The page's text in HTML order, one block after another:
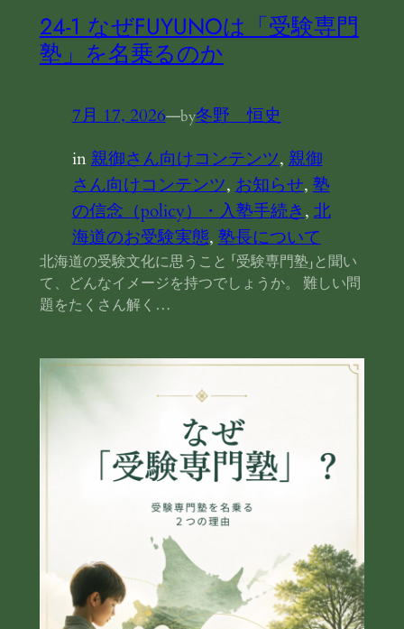
24‐1 なぜFUYUNOは「受験専門
塾」を名乗るのか
7月 17, 2026—by冬野 恒史
in親御さん向けコンテンツ, 親御
さん向けコンテンツ, お知らせ, 塾
の信念（policy）・入塾手続き, 北
海道のお受験実態, 塾長について
北海道の受験文化に思うこと 「受験専門塾」と聞い
て、どんなイメージを持つでしょうか。 難しい問
題をたくさん解く…